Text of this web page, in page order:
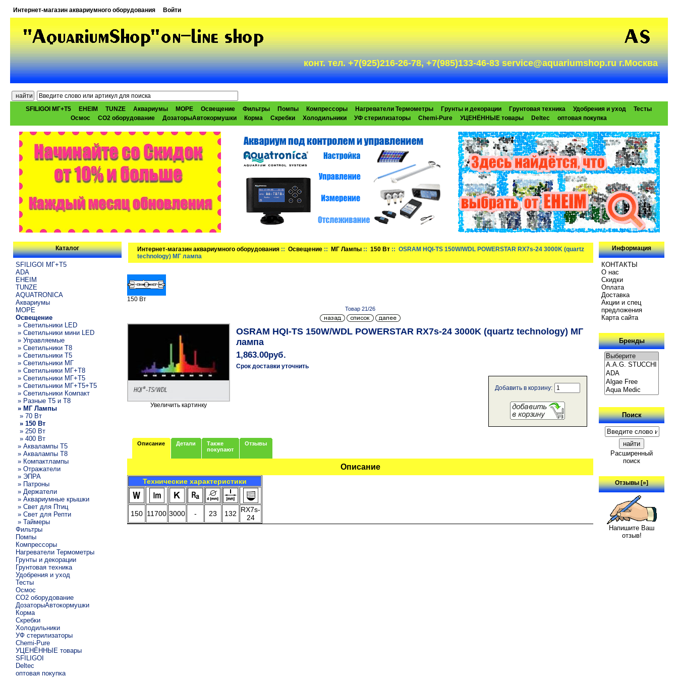
Интернет-магазин аквариумного оборудования Войти
конт. тел. +7(925)216-26-78, +7(985)133-46-83 service@aquariumshop.ru г.Москва
SFILIGOI МГ+Т5 EHEIM TUNZE Аквариумы МОРЕ Освещение Фильтры Помпы Компрессоры Нагреватели Термометры Грунты и декорации Грунтовая техника Удобрения и уход
Тесты
Осмос
CO2 оборудование ДозаторыАвтокормушки Корма Скребки Холодильники УФ стерилизаторы Chemi-Pure УЦЕНЁННЫЕ товары Deltec оптовая покупка
Каталог
SFILIGOI МГ+Т5
ADA
EHEIM
TUNZE
AQUATRONICA
Аквариумы
МОРЕ
Освещение
» Светильники LED
» Светильники мини LED
» Управляемые
» Светильники T8
» Светильники T5
» Светильники МГ
» Светильники МГ+T8
» Светильники МГ+T5
» Светильники МГ+T5+T5
» Светильники Компакт
» Разные T5 и T8
» МГ Лампы
» 70 Вт
» 150 Вт
» 250 Вт
» 400 Вт
» Аквалампы T5
» Аквалампы T8
» Компактлампы
» Отражатели
» ЭПРА
» Патроны
» Держатели
» Аквариумные крышки
» Свет для Птиц
» Свет для Репти
» Таймеры
Фильтры
Помпы
Компрессоры
Нагреватели Термометры
Грунты и декорации
Грунтовая техника
Удобрения и уход
Тесты
Осмос
CO2 оборудование
ДозаторыАвтокормушки
Корма
Скребки
Холодильники
УФ стерилизаторы
Chemi-Pure
УЦЕНЁННЫЕ товары
SFILIGOI
Deltec
оптовая покупка
Интернет-магазин аквариумного оборудования ::Освещение :: МГ Лампы ::150 Вт :: OSRAM HQI-TS 150W/WDL POWERSTAR RX7s-24 3000K (quartz
technology) МГ лампа
150 Вт
Товар 21/26
Увеличить картинку
OSRAM HQI-TS 150W/WDL POWERSTAR RX7s-24 3000K (quartz technology) МГ
лампа
1,863.00руб.
Срок доставки уточнить
Добавить в корзину:
Описание Детали
Также
покупают
Отзывы
Описание
Технические характеристики
150 11700 3000 - 23 132
RX7s-
24
Информация
КОНТАКТЫ
О нас
Скидки
Oплатa
Доставка
Акции и спец
предложения
Карта сайта
Бренды
Поиск
Расширенный
поиск
Отзывы [»]
Напишите Ваш
отзыв!